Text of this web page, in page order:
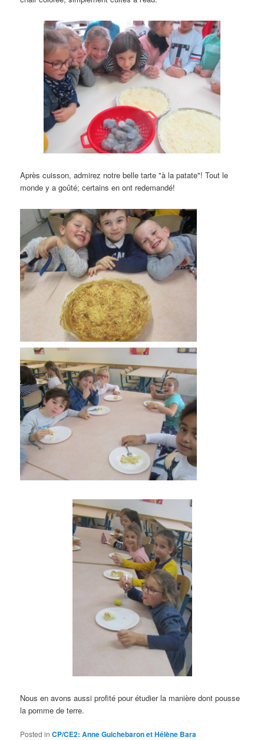
Après cuisson, admirez notre belle tarte "à la patate"! Tout le
monde y a goûté; certains en ont redemandé!
Nous en avons aussi profité pour étudier la manière dont pousse
la pomme de terre.
Posted in CP/CE2: Anne Guichebaron et Hélène Bara